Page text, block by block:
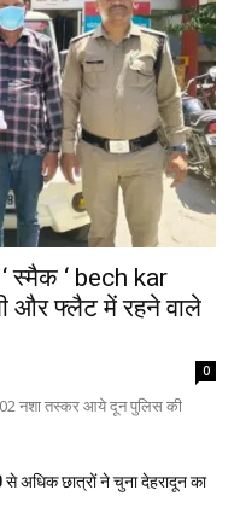
स्मैक ‘ bech kar
और फ्लैट में रहने वाले
0
नशा तस्कर आये दून पुलिस की
से अधिक छात्रों ने चुना देहरादून का